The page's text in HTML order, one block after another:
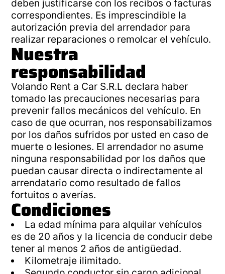
deben justificarse con los recibos o facturas
correspondientes. Es imprescindible la
autorización previa del arrendador para
realizar reparaciones o remolcar el vehículo.
Nuestra
responsabilidad
Volando Rent a Car S.R.L declara haber
tomado las precauciones necesarias para
prevenir fallos mecánicos del vehículo. En
caso de que ocurran, nos responsabilizamos
por los daños sufridos por usted en caso de
muerte o lesiones. El arrendador no asume
ninguna responsabilidad por los daños que
puedan causar directa o indirectamente al
arrendatario como resultado de fallos
fortuitos o averías.
Condiciones
La edad mínima para alquilar vehículos
es de 20 años y la licencia de conducir debe
tener al menos 2 años de antigüedad.
Kilometraje ilimitado.